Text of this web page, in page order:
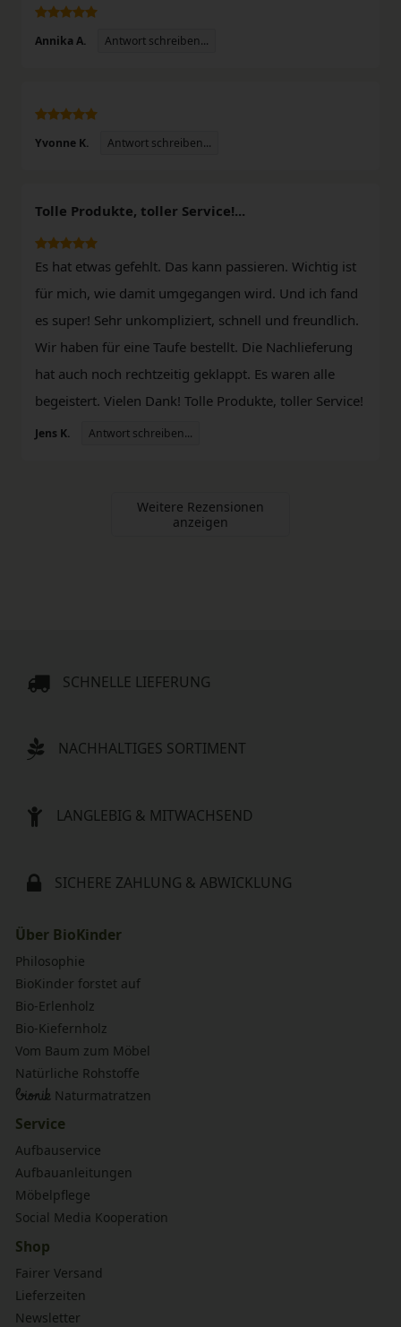
Annika A. Antwort schreiben...
Yvonne K. Antwort schreiben...
Tolle Produkte, toller Service!...
Es hat etwas gefehlt. Das kann passieren. Wichtig ist
für mich, wie damit umgegangen wird. Und ich fand
es super! Sehr unkompliziert, schnell und freundlich.
Wir haben für eine Taufe bestellt. Die Nachlieferung
hat auch noch rechtzeitig geklappt. Es waren alle
begeistert. Vielen Dank! Tolle Produkte, toller Service!
Jens K. Antwort schreiben...
Weitere Rezensionen
anzeigen
SCHNELLE LIEFERUNG
NACHHALTIGES SORTIMENT
LANGLEBIG & MITWACHSEND
SICHERE ZAHLUNG & ABWICKLUNG
Über BioKinder
Philosophie
BioKinder forstet auf
Bio-Erlenholz
Bio-Kiefernholz
Vom Baum zum Möbel
Natürliche Rohstoffe
bionik Naturmatratzen
Service
Aufbauservice
Aufbauanleitungen
Möbelpflege
Social Media Kooperation
Shop
Fairer Versand
Lieferzeiten
Newsletter